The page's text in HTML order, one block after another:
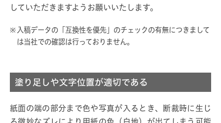
していただきますようお願いいたします。
入稿データの「互換性を優先」のチェックの有無につきまして
は当社での確認は行っておりません。
塗り足しや文字位置が適切である
紙面の端の部分まで色や写真が入るとき、断裁時に生じ